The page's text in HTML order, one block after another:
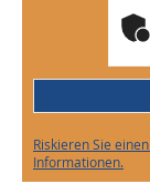
Riskieren Sie
Informationen.